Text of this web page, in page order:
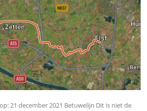
21 december 2021 Betuwelijn Dit is niet de